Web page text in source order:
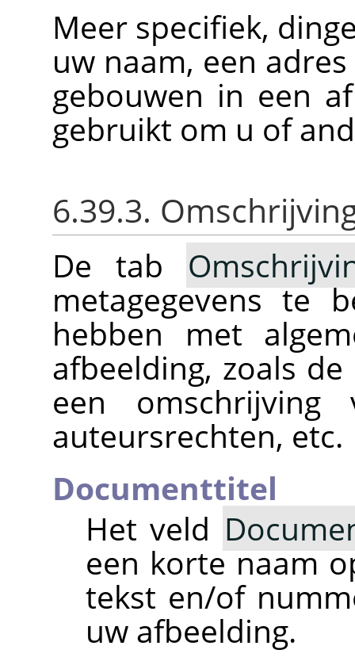
Meer specifiek,
uw naam, een
gebouwen in een
gebruikt om u of
6.39.3.
De tab
metagegevens te
hebben met
afbeelding, zoals
een
auteursrechten, etc.
Documenttitel
Het veld
een korte naam
tekst en/of
uw afbeelding.